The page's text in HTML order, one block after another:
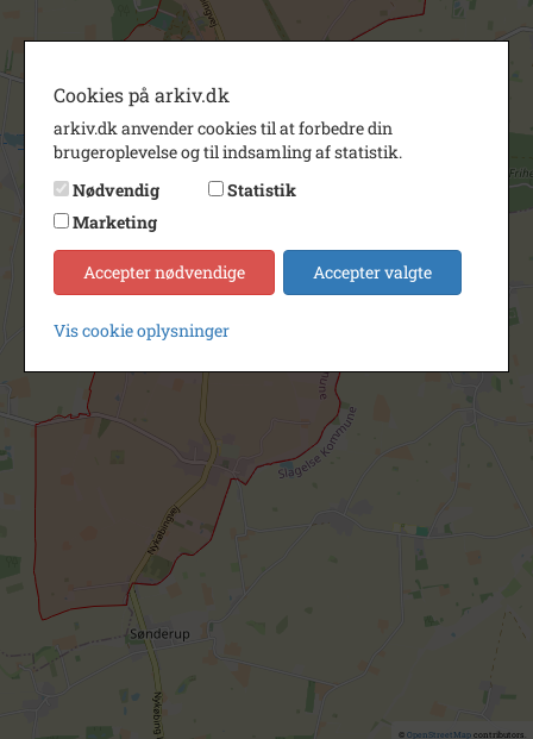
© OpenStreetMapcontributors.
Cookies på arkiv.dk
arkiv.dk anvender cookies til at forbedre din
brugeroplevelse og til indsamling af statistik.
Nødvendig
Statistik
Marketing
Accepter nødvendige Accepter valgte
Vis cookie oplysninger